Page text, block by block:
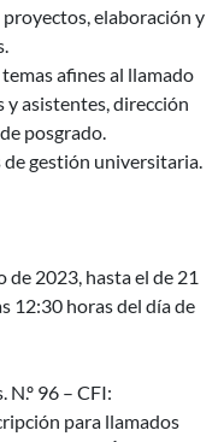
elaboración y
afines al llamado
asistentes, dirección
posgrado.
gestión universitaria.
de 2023, hasta el de 21
12:30 horas del día de
96 – CFI:
para llamados